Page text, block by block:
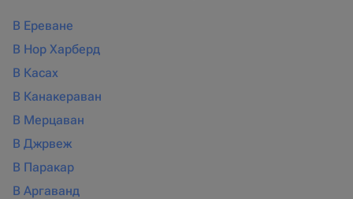
В Ереване
В Нор Харберд
В Касах
В Канакераван
В Мерцаван
В Джрвеж
В Паракар
В Аргаванд